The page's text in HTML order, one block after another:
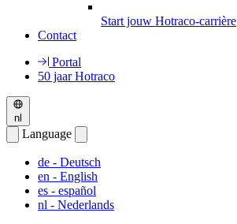
Start jouw Hotraco-carrière
Contact
Portal
50 jaar Hotraco
nl
Language
de - Deutsch
en - English
es - español
nl - Nederlands